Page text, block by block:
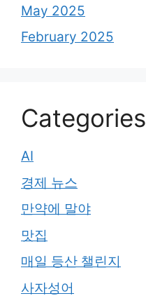
May 2025
February 2025
Categories
AI
경제 뉴스
만약에 말야
맛집
매일 등산 챌린지
사자성어